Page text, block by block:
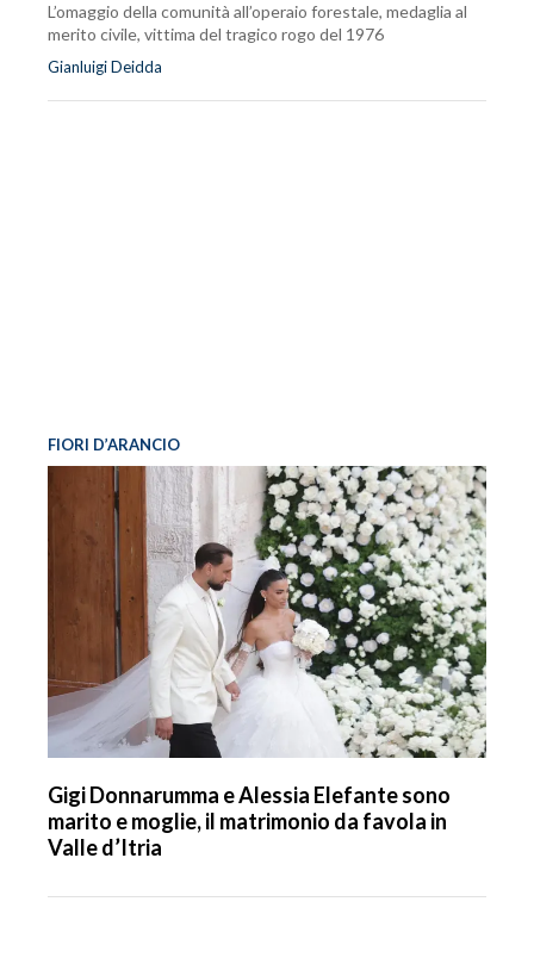
L’omaggio della comunità all’operaio forestale, medaglia al
merito civile, vittima del tragico rogo del 1976
Gianluigi Deidda
FIORI D’ARANCIO
Gigi Donnarumma e Alessia Elefante sono
marito e moglie, il matrimonio da favola in
Valle d’Itria